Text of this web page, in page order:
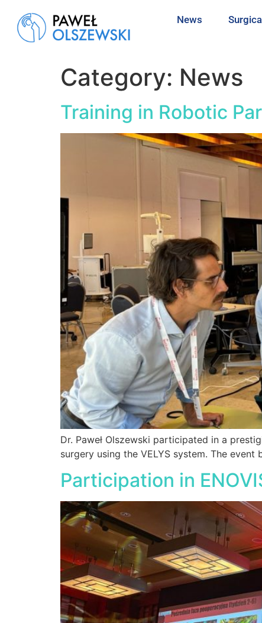
News
Category: News
Training in Robotic
Dr. Paweł Olszewski participated in a
surgery using the VELYS system. The
Participation in